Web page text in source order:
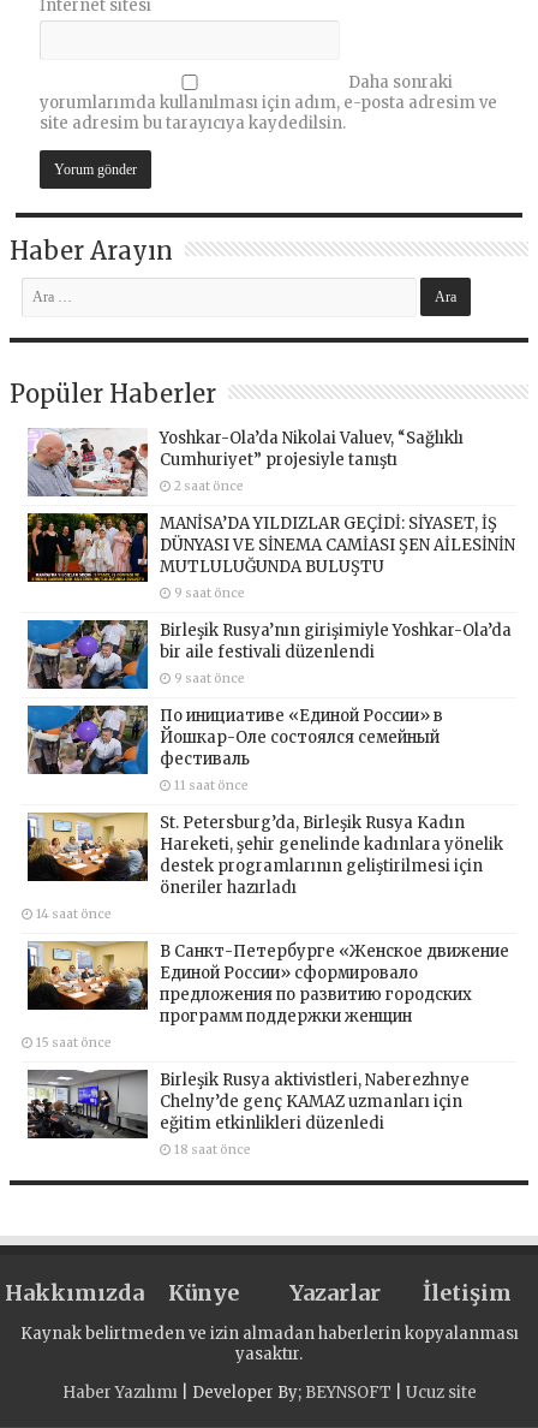
İnternet sitesi
Daha sonraki
yorumlarımda kullanılması için adım, e-posta adresim ve
site adresim bu tarayıcıya kaydedilsin.
Haber Arayın
Popüler Haberler
Yoshkar-Ola’da Nikolai Valuev, “Sağlıklı
Cumhuriyet” projesiyle tanıştı
2 saat önce
MANİSA’DA YILDIZLAR GEÇİDİ: SİYASET, İŞ
DÜNYASI VE SİNEMA CAMİASI ŞEN AİLESİNİN
MUTLULUĞUNDA BULUŞTU
9 saat önce
Birleşik Rusya’nın girişimiyle Yoshkar-Ola’da
bir aile festivali düzenlendi
9 saat önce
По инициативе «Единой России» в
Йошкар-Оле состоялся семейный
фестиваль
11 saat önce
St. Petersburg’da, Birleşik Rusya Kadın
Hareketi, şehir genelinde kadınlara yönelik
destek programlarının geliştirilmesi için
öneriler hazırladı
14 saat önce
В Санкт-Петербурге «Женское движение
Единой России» сформировало
предложения по развитию городских
программ поддержки женщин
15 saat önce
Birleşik Rusya aktivistleri, Naberezhnye
Chelny’de genç KAMAZ uzmanları için
eğitim etkinlikleri düzenledi
18 saat önce
Hakkımızda Künye Yazarlar İletişim
Kaynak belirtmeden ve izin almadan haberlerin kopyalanması
yasaktır.
Haber Yazılımı| Developer By; BEYNSOFT Ucuz site